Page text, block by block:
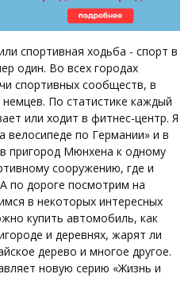
спортивная ходьба - спорт в
один. Во всех городах
спортивных сообществ, в
По статистике каждый
или ходит в фитнес-центр. Я
по Германии» и в
пригород Мюнхена к одному
сооружению, где и
по дороге посмотрим на
в некоторых интересных
купить автомобиль, как
и деревнях, жарят ли
дерево и многое другое.
новую серию «Жизнь и